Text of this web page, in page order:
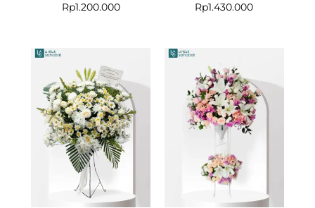
Rp1.200.000
Rp1.430.000